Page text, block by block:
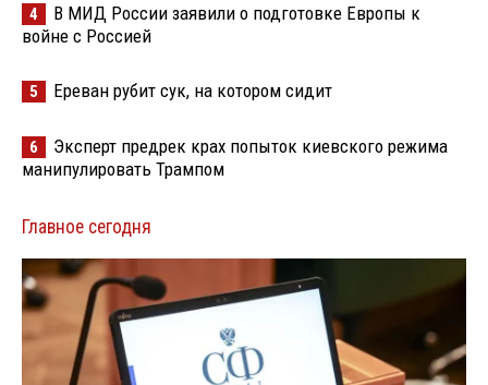
4
В МИД России заявили о подготовке Европы к
войне с Россией
5 Ереван рубит сук, на котором сидит
6
Эксперт предрек крах попыток киевского режима
манипулировать Трампом
Главное сегодня